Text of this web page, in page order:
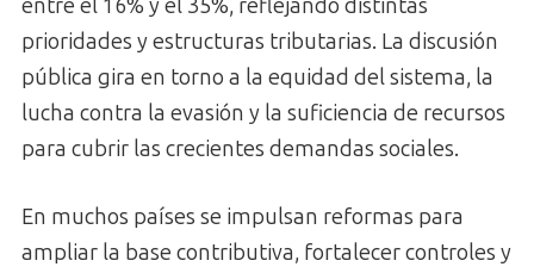
entre el 16% y el 35%, reflejando distintas
prioridades y estructuras tributarias. La discusión
pública gira en torno a la equidad del sistema, la
lucha contra la evasión y la suficiencia de recursos
para cubrir las crecientes demandas sociales.
En muchos países se impulsan reformas para
ampliar la base contributiva, fortalecer controles y